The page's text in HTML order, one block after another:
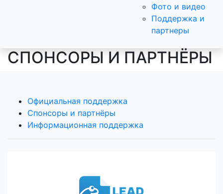
Фото и видео
Поддержка и
партнеры
СПОНСОРЫ И ПАРТНЁРЫ
Официальная поддержка
Спонсоры и партнёры
Информационная поддержка